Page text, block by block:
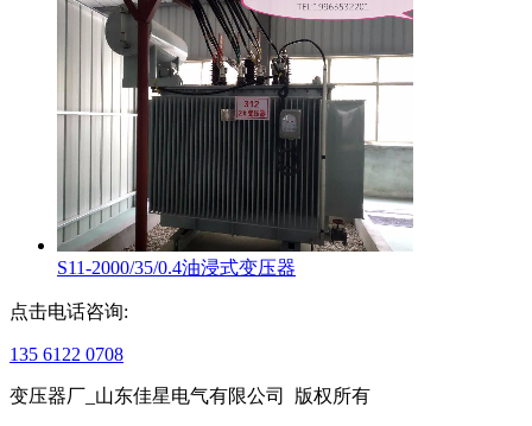
S11-2000/35/0.4油浸式变压器
点击电话咨询:
135 6122 0708
变压器厂_山东佳星电气有限公司 版权所有